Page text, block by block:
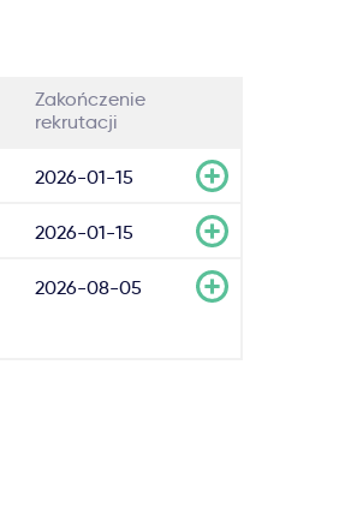
Zakończenie
rekrutacji
2026-01-15
2026-01-15
2026-08-05